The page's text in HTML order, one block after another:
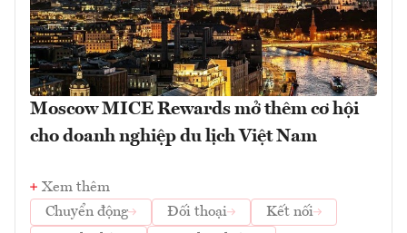
Moscow MICE Rewards mở thêm cơ hội
cho doanh nghiệp du lịch Việt Nam
Xem thêm
Chuyển động
Đối thoại
Kết nối